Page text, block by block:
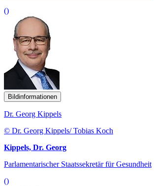
()
Bildinformationen
Dr. Georg Kippels
© Dr. Georg Kippels/ Tobias Koch
Kippels, Dr. Georg
Parlamentarischer Staatssekretär für Gesundheit
()